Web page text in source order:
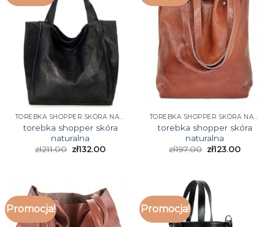
TOREBKA SHOPPER SKÓRA NATURALNA
torebka shopper skóra
naturalna
zł211.00 zł132.00
TOREBKA SHOPPER SKÓRA NATURALNA
torebka shopper skóra
naturalna
zł197.00 zł123.00
Promocja! Promocja!